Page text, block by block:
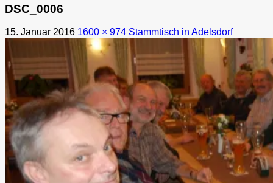
DSC_0006
15. Januar 2016 1600 × 974 Stammtisch in Adelsdorf